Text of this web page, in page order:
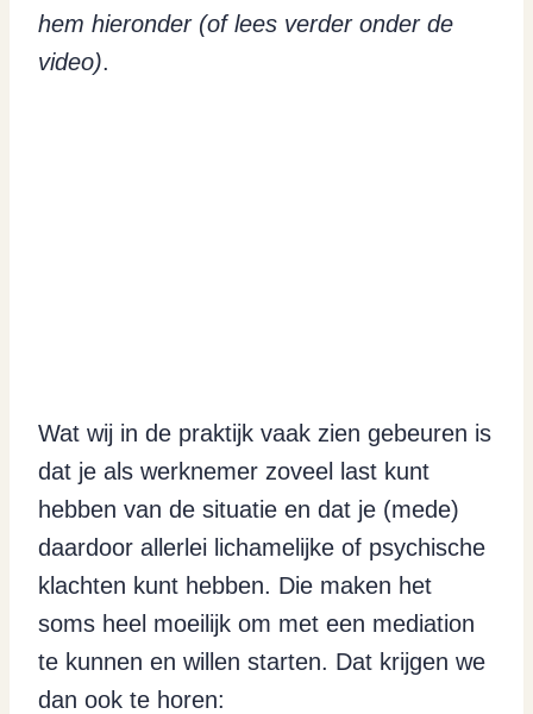
hem hieronder (of lees verder onder de
video).
Wat wij in de praktijk vaak zien gebeuren is
dat je als werknemer zoveel last kunt
hebben van de situatie en dat je (mede)
daardoor allerlei lichamelijke of psychische
klachten kunt hebben. Die maken het
soms heel moeilijk om met een mediation
te kunnen en willen starten. Dat krijgen we
dan ook te horen: